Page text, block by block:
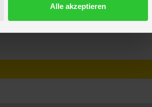
Alle akzeptieren